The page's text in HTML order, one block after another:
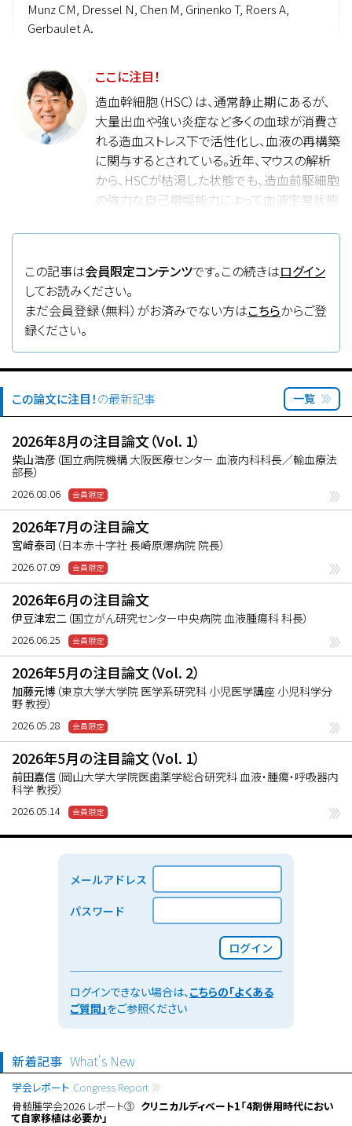
Munz CM, Dressel N, Chen M, Grinenko T, Roers A,
Gerbaulet A.
ここに注目！
造血幹細胞（HSC）は、通常静止期にあるが、
大量出血や強い炎症など多くの血球が消費さ
れる造血ストレス下で活性化し、血液の再構築
に関与するとされている。近年、マウスの解析
から、HSCが枯渇した状態でも、造血前駆細胞
の強力な自己増幅能力によって血液定常状態
トレス下におけるHSCの役割についてより詳
発現するレポーターを用いたフェイトマッピン
グ、GFP結合ヒストン2B蛋白を用いた細胞分
裂トラッキングを用いて、造血ストレスに対する
線照射、抗癌剤（5-FU）投与といった骨髄破壊
により細胞増殖と分化促進が認められた。
Lipopolysaccharide（LPS）、G-CSFによる刺激
では末梢血血球の増加がもたらされるもの
の、HSC由来の増加はなくHSCの増殖、分化に
は変化がないことが示された。さらに、pI:Cに
増加、分化促進を認めるが、phenylhydrazine
による貧血誘導刺激ではHSCの変化は認めら
れなかった。この結果からHSCは骨髄破壊的
なストレスの強い環境において細胞増殖、分化
促進するものの、炎症や出血といったより日常
的な刺激では定常状態から変化しないことが
示唆された。
この記事は会員限定コンテンツです。この続きはログイン
してお読みください。
まだ会員登録（無料）がお済みでない方はこちらからご登
録ください。
この論文に注目！の最新記事 一覧
2026年8月の注目論文（Vol. 1）
柴山浩彦 （国立病院機構 大阪医療センター 血液内科科長／輸血療法
部長）
2026.08.06
2026年7月の注目論文
宮﨑泰司 （日本赤十字社 長崎原爆病院 院長）
2026.07.09
2026年6月の注目論文
伊豆津宏二 （国立がん研究センター中央病院 血液腫瘍科 科長）
2026.06.25
2026年5月の注目論文（Vol. 2）
加藤元博 （東京大学大学院 医学系研究科 小児医学講座 小児科学分
野 教授）
2026.05.28
2026年5月の注目論文（Vol. 1）
前田嘉信 （岡山大学大学院医歯薬学総合研究科 血液・腫瘍・呼吸器内
科学 教授）
2026.05.14
メールアドレス
パスワード
ログイン
ログインできない場合は、こちらの「よくある
ご質問」をご参照ください
新着記事 What's New
学会レポート Congress Report
骨髄腫学会2026 レポート③ クリニカルディベート1「4剤併用時代におい
て自家移植は必要か」